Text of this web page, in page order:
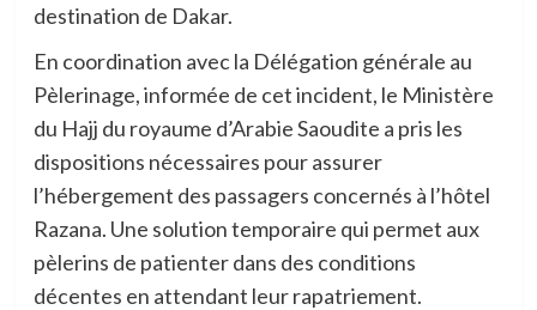
destination de Dakar.
En coordination avec la Délégation générale au
Pèlerinage, informée de cet incident, le Ministère
du Hajj du royaume d’Arabie Saoudite a pris les
dispositions nécessaires pour assurer
l’hébergement des passagers concernés à l’hôtel
Razana. Une solution temporaire qui permet aux
pèlerins de patienter dans des conditions
décentes en attendant leur rapatriement.